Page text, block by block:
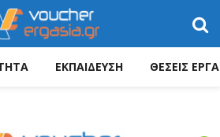
ΕΚΠΑΙΔΕΥΣΗ ΘΕΣΕΙΣ